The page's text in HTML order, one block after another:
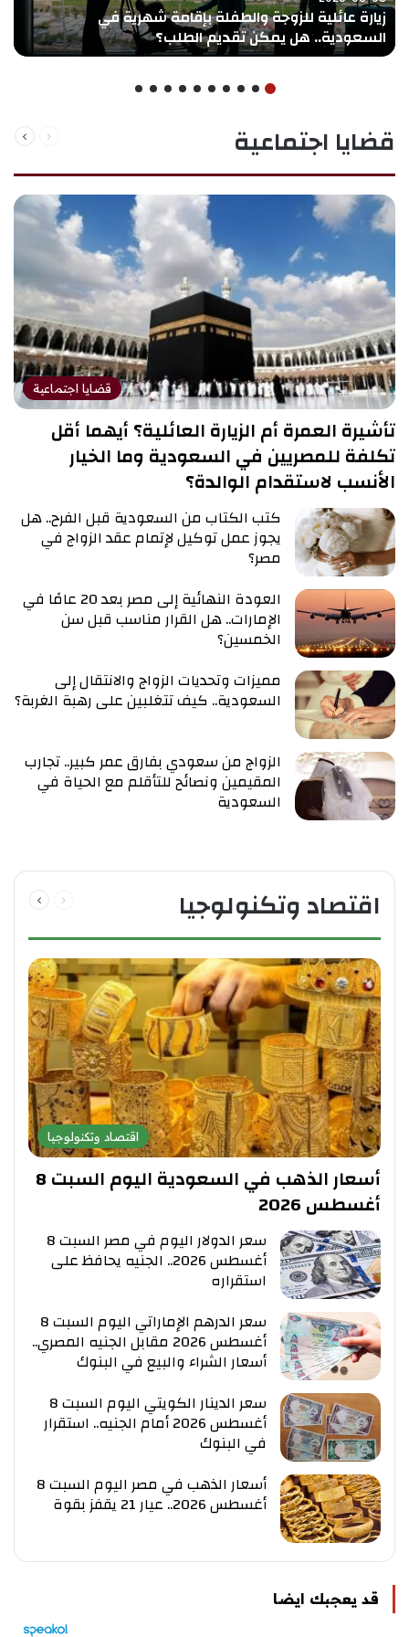
زيارة عائلية للزوجة والطفلة بإقامة شهرية في
السعودية.. هل يمكن تقديم الطلب؟
قضايا اجتماعية الصفحة السابقة
الصفحة التالية
قضايا اجتماعية
تأشيرة العمرة أم الزيارة العائلية؟ أيهما أقل
تكلفة للمصريين في السعودية وما الخيار
الأنسب لاستقدام الوالدة؟
كتب الكتاب من السعودية قبل الفرح.. هل
يجوز عمل توكيل لإتمام عقد الزواج في
مصر؟
العودة النهائية إلى مصر بعد 20 عامًا في
الإمارات.. هل القرار مناسب قبل سن
الخمسين؟
مميزات وتحديات الزواج والانتقال إلى
السعودية.. كيف تتغلبين على رهبة الغربة؟
الزواج من سعودي بفارق عمر كبير.. تجارب
المقيمين ونصائح للتأقلم مع الحياة في
السعودية
اقتصاد وتكنولوجيا الصفحة السابقة
الصفحة التالية
اقتصاد وتكنولوجيا
أسعار الذهب في السعودية اليوم السبت 8
أغسطس 2026
سعر الدولار اليوم في مصر السبت 8
أغسطس 2026.. الجنيه يحافظ على
استقراره
سعر الدرهم الإماراتي اليوم السبت 8
أغسطس 2026 مقابل الجنيه المصري..
أسعار الشراء والبيع في البنوك
سعر الدينار الكويتي اليوم السبت 8
أغسطس 2026 أمام الجنيه.. استقرار
في البنوك
أسعار الذهب في مصر اليوم السبت 8
أغسطس 2026.. عيار 21 يقفز بقوة
قد يعجبك ايضا